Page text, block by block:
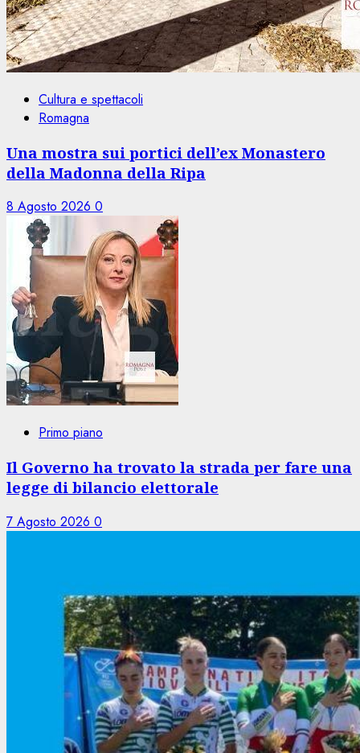
Cultura e spettacoli
Romagna
Una mostra sui portici dell’ex Monastero
della Madonna della Ripa
8 Agosto 2026 0
Primo piano
Il Governo ha trovato la strada per fare una
legge di bilancio elettorale
7 Agosto 2026 0